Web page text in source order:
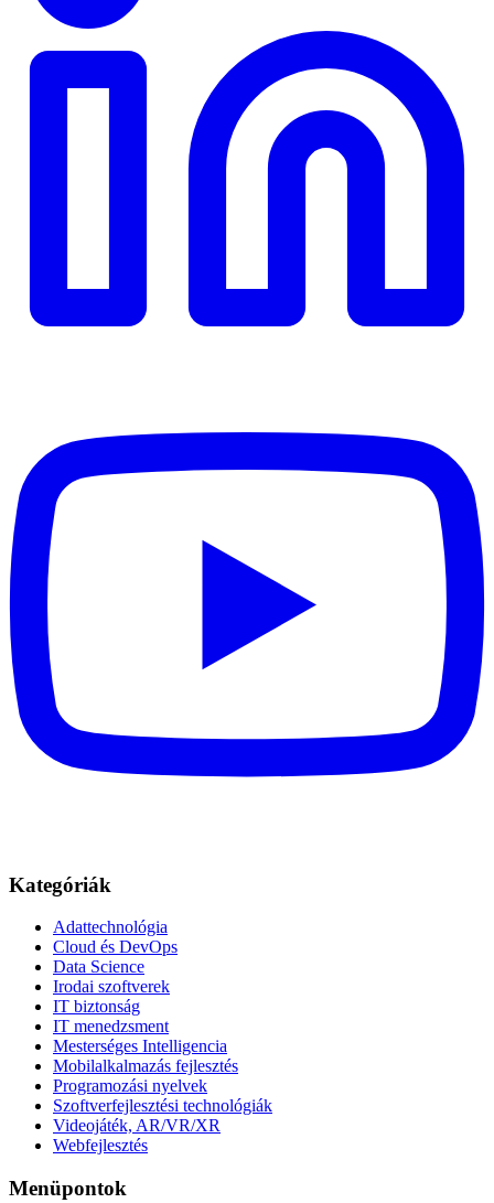
Kategóriák
Adattechnológia
Cloud és DevOps
Data Science
Irodai szoftverek
IT biztonság
IT menedzsment
Mesterséges Intelligencia
Mobilalkalmazás fejlesztés
Programozási nyelvek
Szoftverfejlesztési technológiák
Videojáték, AR/VR/XR
Webfejlesztés
Menüpontok